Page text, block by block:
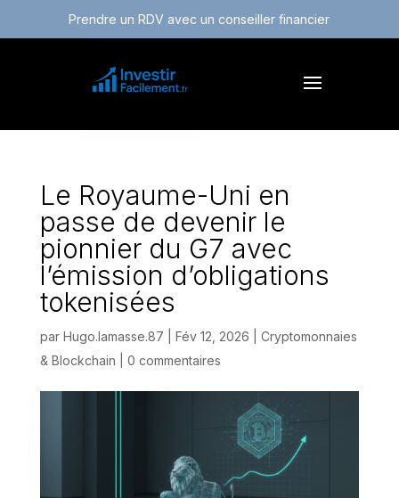
Prendre un RDV avec un conseiller financier
Le Royaume-Uni en
passe de devenir le
pionnier du G7 avec
l’émission d’obligations
tokenisées
par Hugo.lamasse.87 Fév 12, 2026
Cryptomonnaies
& Blockchain
0 commentaires